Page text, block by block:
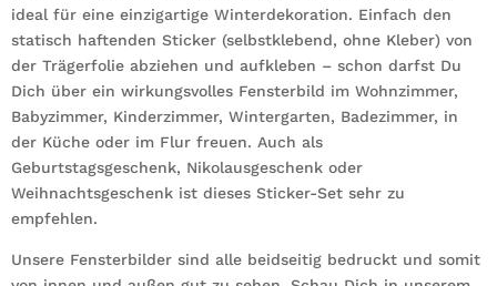
ideal für eine einzigartige Winterdekoration. Einfach den
statisch haftenden Sticker (selbstklebend, ohne Kleber) von
der Trägerfolie abziehen und aufkleben – schon darfst Du
Dich über ein wirkungsvolles Fensterbild im Wohnzimmer,
Babyzimmer, Kinderzimmer, Wintergarten, Badezimmer, in
der Küche oder im Flur freuen. Auch als
Geburtstagsgeschenk, Nikolausgeschenk oder
Weihnachtsgeschenk ist dieses Sticker-Set sehr zu
empfehlen.
Unsere Fensterbilder sind alle beidseitig bedruckt und somit